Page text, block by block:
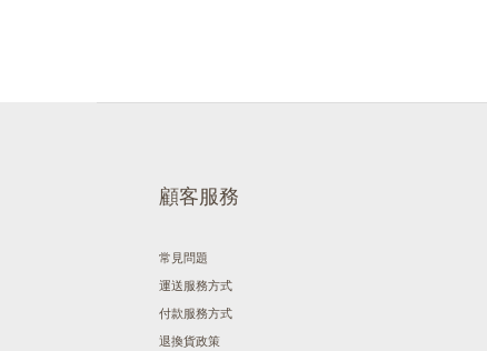
顧客服務
常見問題
運送服務方式
付款服務方式
退換貨政策